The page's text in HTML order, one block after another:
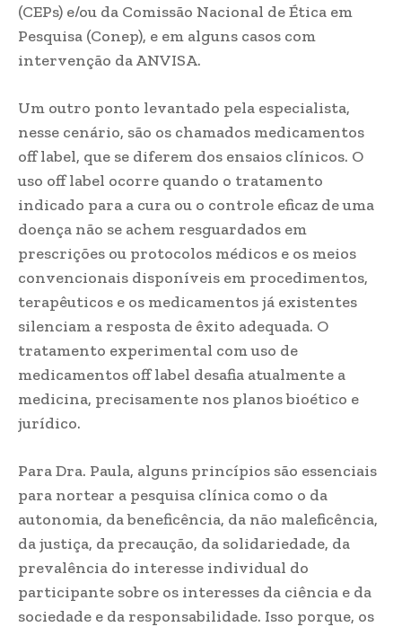
(CEPs) e/ou da Comissão Nacional de Ética em
Pesquisa (Conep), e em alguns casos com
intervenção da ANVISA.
Um outro ponto levantado pela especialista,
nesse cenário, são os chamados medicamentos
off label, que se diferem dos ensaios clínicos. O
uso off label ocorre quando o tratamento
indicado para a cura ou o controle eficaz de uma
doença não se achem resguardados em
prescrições ou protocolos médicos e os meios
convencionais disponíveis em procedimentos,
terapêuticos e os medicamentos já existentes
silenciam a resposta de êxito adequada. O
tratamento experimental com uso de
medicamentos off label desafia atualmente a
medicina, precisamente nos planos bioético e
jurídico.
Para Dra. Paula, alguns princípios são essenciais
para nortear a pesquisa clínica como o da
autonomia, da beneficência, da não maleficência,
da justiça, da precaução, da solidariedade, da
prevalência do interesse individual do
participante sobre os interesses da ciência e da
sociedade e da responsabilidade. Isso porque, os